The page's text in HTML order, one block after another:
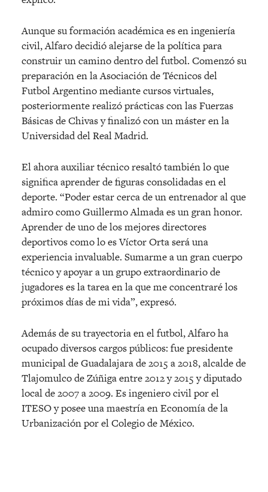
Aunque su formación académica es en ingeniería
civil, Alfaro decidió alejarse de la política para
construir un camino dentro del futbol. Comenzó su
preparación en la Asociación de Técnicos del
Futbol Argentino mediante cursos virtuales,
posteriormente realizó prácticas con las Fuerzas
Básicas de Chivas y finalizó con un máster en la
Universidad del Real Madrid.
El ahora auxiliar técnico resaltó también lo que
significa aprender de figuras consolidadas en el
deporte. “Poder estar cerca de un entrenador al que
admiro como Guillermo Almada es un gran honor.
Aprender de uno de los mejores directores
deportivos como lo es Víctor Orta será una
experiencia invaluable. Sumarme a un gran cuerpo
técnico y apoyar a un grupo extraordinario de
jugadores es la tarea en la que me concentraré los
próximos días de mi vida”, expresó.
Además de su trayectoria en el futbol, Alfaro ha
ocupado diversos cargos públicos: fue presidente
municipal de Guadalajara de 2015 a 2018, alcalde de
Tlajomulco de Zúñiga entre 2012 y 2015 y diputado
local de 2007 a 2009. Es ingeniero civil por el
ITESO y posee una maestría en Economía de la
Urbanización por el Colegio de México.